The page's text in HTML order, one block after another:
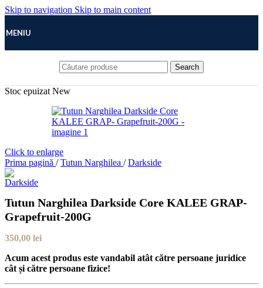
Skip to navigation Skip to main content
MENIU
Search
Stoc epuizat New
Click to enlarge
Prima pagină / Tutun Narghilea / Darkside
Tutun Narghilea Darkside Core KALEE GRAP-
Grapefruit-200G
350,00 lei
Acum acest produs este vandabil atât către persoane juridice
cât și către persoane fizice!